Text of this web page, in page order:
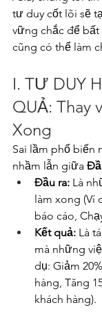
tư duy cốt lõi sẽ
vững chắc để
cũng có thể làm
I. TƯ DUY
QUẢ: Thay
Xong
Sai lầm phổ biến
nhầm lẫn giữa
Đầu ra: Là
làm xong (Ví
báo cáo,
Kết quả: Là
mà những
dụ: Giảm
hàng, Tăng
khách hàng).